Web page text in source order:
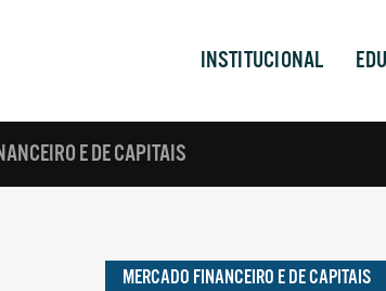
INSTITUCIONAL
E DE CAPITAIS
MERCADO FINANCEIRO E DE CAPITAIS